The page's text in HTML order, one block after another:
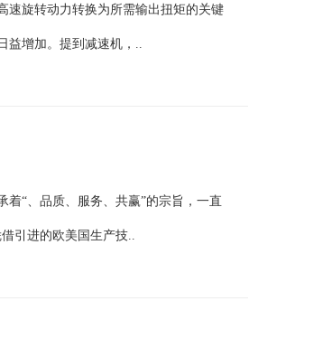
速旋转动力转换为所需输出扭矩的关键
益增加。提到减速机，..
“、品质、服务、共赢”的宗旨，一直
引进的欧美国生产技..